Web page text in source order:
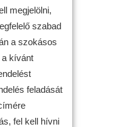
megjelölni,
szabad
a szokásos
a kívánt
feladását
fel kell hívni